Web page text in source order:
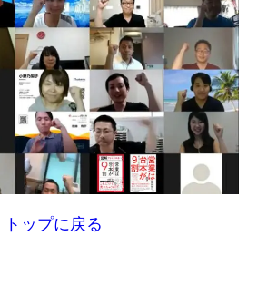
トップに戻る